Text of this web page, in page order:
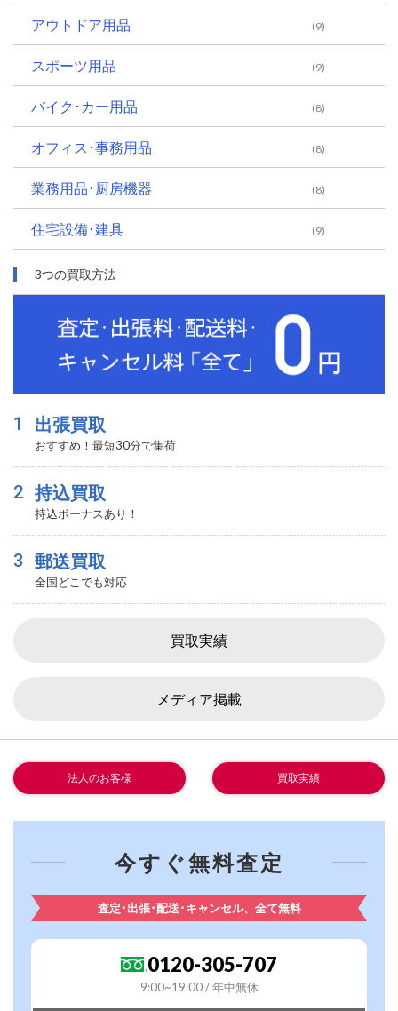
アウトドア用品 (9)
スポーツ用品 (9)
バイク･カー用品 (8)
オフィス･事務用品 (8)
業務用品･厨房機器 (8)
住宅設備･建具 (9)
3つの買取方法
1 出張買取
おすすめ！最短30分で集荷
2 持込買取
持込ボーナスあり！
3 郵送買取
全国どこでも対応
買取実績
メディア掲載
法人のお客様 買取実績
今すぐ無料査定
査定･出張･配送･キャンセル、全て無料
0120-305-707
9:00~19:00 / 年中無休